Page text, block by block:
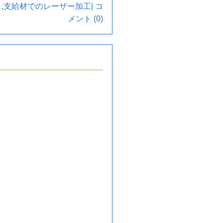
,支給材でのレーザー加工
コ
メント (0)